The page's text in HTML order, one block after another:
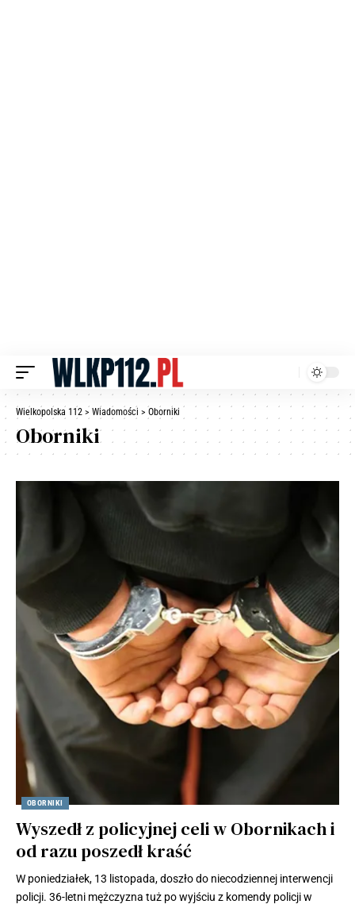
Wielkopolska 112 > Wiadomości > Oborniki
Oborniki
OBORNIKI
Wyszedł z policyjnej celi w Obornikach i
od razu poszedł kraść
W poniedziałek, 13 listopada, doszło do niecodziennej interwencji
policji. 36-letni mężczyzna tuż po wyjściu z komendy policji w